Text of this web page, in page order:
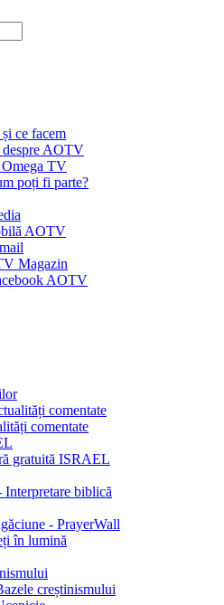
ce facem
AOTV
TV
poți fi parte?
AOTV
Magazin
AOTV
comentate
comentate
gratuită ISRAEL
Interpretare biblică
- PrayerWall
în lumină
creștinismului